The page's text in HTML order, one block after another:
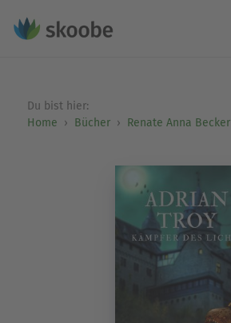
Du bist hier:
Home
Bücher Renate Anna Becker